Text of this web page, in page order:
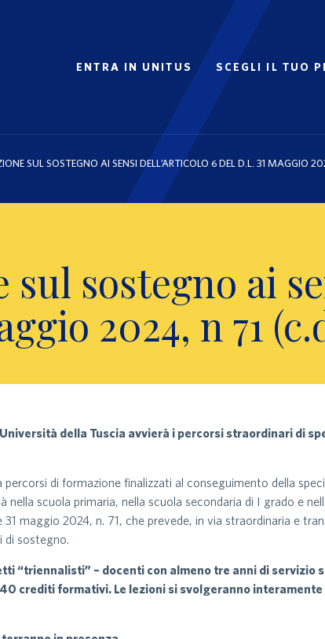
ENTRA IN UNITUS SCEGLI IL TUO
SUL SOSTEGNO AI SENSI DELL’ARTICOLO 6 DEL D.L. 31 MAGGIO
sostegno ai
2024, n 71
della Tuscia avvierà i percorsi straordinari di
percorsi di formazione finalizzati al conseguimento della
nella scuola primaria, nella scuola secondaria di I grado e
maggio 2024, n. 71, che prevede, in via straordinaria e
di sostegno.
“triennalisti” – docenti con almeno tre anni di servizio
crediti formativi. Le lezioni si svolgeranno